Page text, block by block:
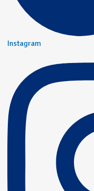
Instagram